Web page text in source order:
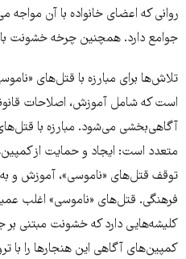
روانی که اعضای خانواده با آن مواجه
جوامع دارد. همچنین چرخه خشونت
تلاش‌ها برای مبارزه با قتل‌های
است که شامل آموزش، اصلاحات
آگاهی‌بخشی می‌شود. مبارزه با
متعدد است: ایجاد و حمایت از
توقف قتل‌های «ناموسی»، آموزش و
فرهنگی. قتل‌های «ناموسی» اغلب
کلیشه‌هایی دارد که خشونت مبتنی
کمپین‌های آگاهی این هنجارها را با